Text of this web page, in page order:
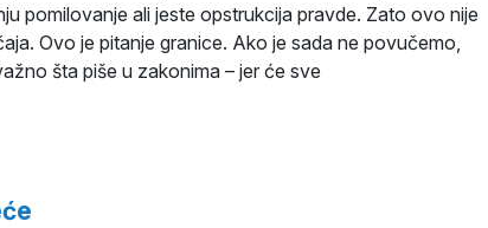
pomilovanje ali jeste opstrukcija pravde. Zato ovo nije
Ovo je pitanje granice. Ako je sada ne povučemo,
šta piše u zakonima – jer će sve